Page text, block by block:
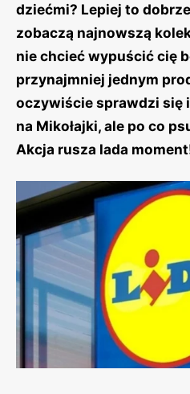
dziećmi? Lepiej to
zobaczą najnowszą
nie chcieć wypuścić cię
przynajmniej jednym
oczywiście sprawdzi się
na Mikołajki, ale po co
Akcja rusza lada